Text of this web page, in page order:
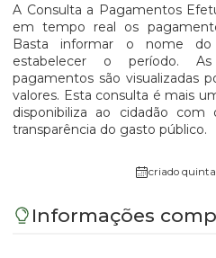
A Consulta a Pagamentos
em tempo real os
Basta informar o nome
estabelecer o período.
pagamentos são visualizadas
valores. Esta consulta é mais
disponibiliza ao cidadão
transparência do gasto público.
criado
Informações